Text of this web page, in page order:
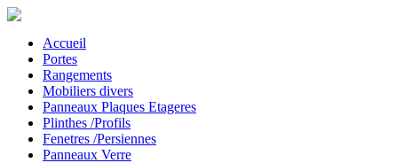
Accueil
Portes
Rangements
Mobiliers divers
Panneaux Plaques Etageres
Plinthes /Profils
Fenetres /Persiennes
Panneaux Verre